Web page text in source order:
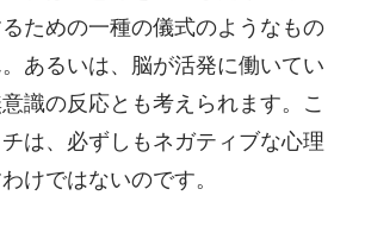
ための一種の儀式のようなもの
あるいは、脳が活発に働いてい
識の反応とも考えられます。こ
は、必ずしもネガティブな心理
けではないのです。